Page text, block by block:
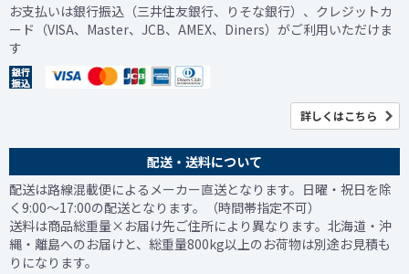
お支払いは銀行振込（三井住友銀行、りそな銀行）、クレジットカ
ード（VISA、Master、JCB、AMEX、Diners）がご利用いただけま
す
詳しくはこちら
配送・送料について
配送は路線混載便によるメーカー直送となります。日曜・祝日を除
く9:00～17:00の配送となります。（時間帯指定不可）
送料は商品総重量×お届け先ご住所により異なります。北海道・沖
縄・離島へのお届けと、総重量800kg以上のお荷物は別途お見積も
りになります。